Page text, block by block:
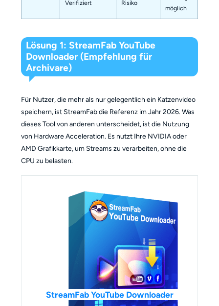
Verifiziert
Risiko
möglich
Lösung 1: StreamFab YouTube
Downloader (Empfehlung für
Archivare)
Für Nutzer, die mehr als nur gelegentlich ein Katzenvideo
speichern, ist StreamFab die Referenz im Jahr 2026. Was
dieses Tool von anderen unterscheidet, ist die Nutzung
von Hardware Acceleration. Es nutzt Ihre NVIDIA oder
AMD Grafikkarte, um Streams zu verarbeiten, ohne die
CPU zu belasten.
StreamFab YouTube Downloader